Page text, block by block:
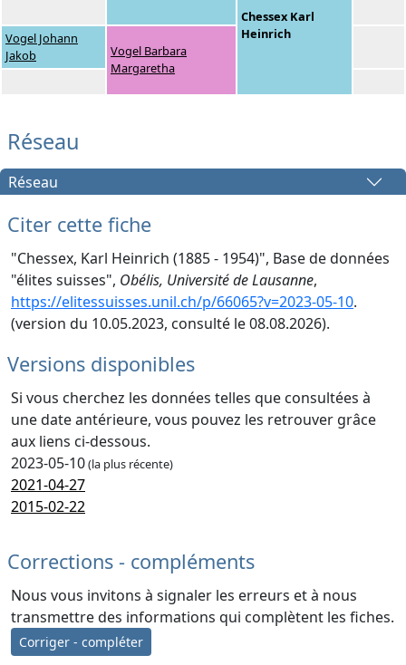
Chessex Karl
Heinrich
Vogel Johann
Jakob
Vogel Barbara
Margaretha
Réseau
Réseau
Citer cette fiche
"Chessex, Karl Heinrich (1885 - 1954)", Base de données
"élites suisses", Obélis, Université de Lausanne,
https://elitessuisses.unil.ch/p/66065?v=2023-05-10.
(version du 10.05.2023, consulté le 08.08.2026).
Versions disponibles
Si vous cherchez les données telles que consultées à
une date antérieure, vous pouvez les retrouver grâce
aux liens ci-dessous.
2023-05-10(la plus récente)
2021-04-27
2015-02-22
Corrections - compléments
Nous vous invitons à signaler les erreurs et à nous
transmettre des informations qui complètent les fiches.
Corriger - compléter